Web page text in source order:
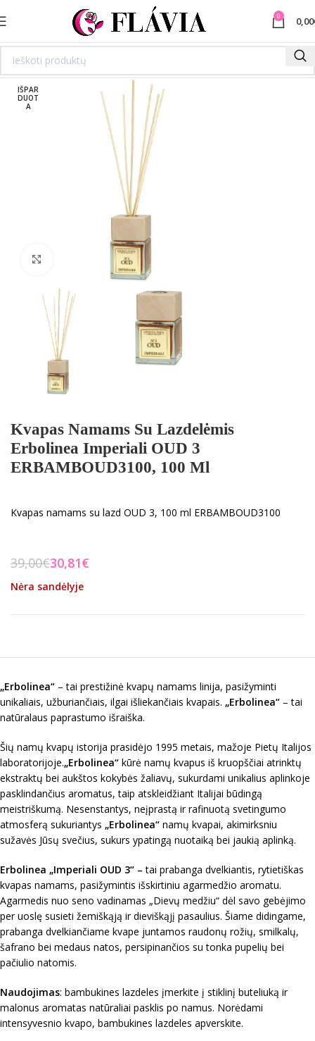
0 0,00
IŠPAR
DUOT
A
Spustelėkite norėdami padidinti
Kvapas Namams Su Lazdelėmis
Erbolinea Imperiali OUD 3
ERBAMBOUD3100, 100 Ml
Kvapas namams su lazd OUD 3, 100 ml ERBAMBOUD3100
39,00€30,81€
Nėra sandėlyje
„Erbolinea“ – tai prestižinė kvapų namams linija, pasižyminti
unikaliais, užburiančiais, ilgai išliekančiais kvapais. „Erbolinea“ – tai
natūralaus paprastumo išraiška.
Šių namų kvapų istorija prasidėjo 1995 metais, mažoje Pietų Italijos
laboratorijoje.„Erbolinea“ kūrė namų kvapus iš kruopščiai atrinktų
ekstraktų bei aukštos kokybės žaliavų, sukurdami unikalius aplinkoje
pasklindančius aromatus, taip atskleidžiant Italijai būdingą
meistriškumą. Nesenstantys, neįprastą ir rafinuotą svetingumo
atmosferą sukuriantys „Erbolinea“ namų kvapai, akimirksniu
sužavės Jūsų svečius, sukurs ypatingą nuotaiką bei jaukią aplinką.
Erbolinea „Imperiali OUD 3“ – tai prabanga dvelkiantis, rytietiškas
kvapas namams, pasižymintis išskirtiniu agarmedžio aromatu.
Agarmedis nuo seno vadinamas „Dievų medžiu“ dėl savo gebėjimo
per uoslę susieti žemiškąją ir dieviškąjį pasaulius. Šiame didingame,
prabanga dvelkiančiame kvape juntamos raudonų rožių, smilkalų,
šafrano bei medaus natos, persipinančios su tonka pupelių bei
pačiulio natomis.
Naudojimas: bambukines lazdeles įmerkite į stiklinį buteliuką ir
malonus aromatas natūraliai pasklis po namus. Norėdami
intensyvesnio kvapo, bambukines lazdeles apverskite.